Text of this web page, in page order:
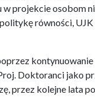
projekcie osobom
równości,
Doktoranci jako
przez kolejne lata